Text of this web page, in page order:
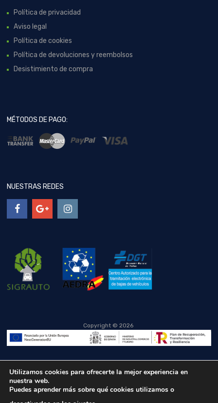
Política de privacidad
Aviso legal
Política de cookies
Política de devoluciones y reembolsos
Desistimiento de compra
MÉTODOS DE PAGO:
NUESTRAS REDES
Copyright © 2026
Utilizamos cookies para ofrecerte la mejor experiencia en
nuestra web.
Puedes aprender más sobre qué cookies utilizamos o